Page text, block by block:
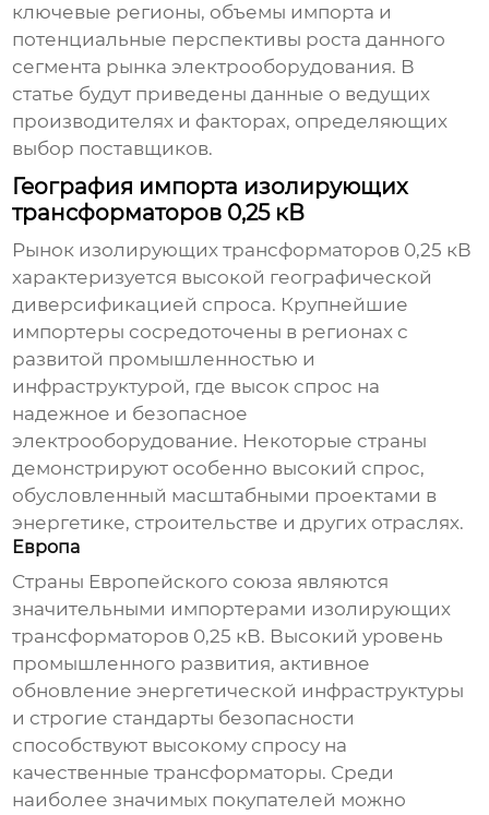
ключевые регионы, объемы импорта и
потенциальные перспективы роста данного
сегмента рынка электрооборудования. В
статье будут приведены данные о ведущих
производителях и факторах, определяющих
выбор поставщиков.
География импорта изолирующих
трансформаторов 0,25 кВ
Рынок изолирующих трансформаторов 0,25 кВ
характеризуется высокой географической
диверсификацией спроса. Крупнейшие
импортеры сосредоточены в регионах с
развитой промышленностью и
инфраструктурой, где высок спрос на
надежное и безопасное
электрооборудование. Некоторые страны
демонстрируют особенно высокий спрос,
обусловленный масштабными проектами в
энергетике, строительстве и других отраслях.
Европа
Страны Европейского союза являются
значительными импортерами изолирующих
трансформаторов 0,25 кВ. Высокий уровень
промышленного развития, активное
обновление энергетической инфраструктуры
и строгие стандарты безопасности
способствуют высокому спросу на
качественные трансформаторы. Среди
наиболее значимых покупателей можно